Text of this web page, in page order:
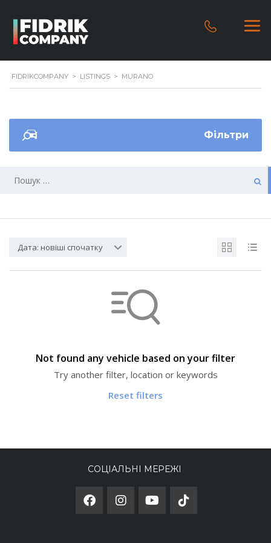
FIDRIKCOMPANY > LISTINGS > MURANO
Фільтри
Дата: новіші спочатку
Not found any vehicle based on your filter
Try another filter, location or keywords
Reset filters
СОЦІАЛЬНІ МЕРЕЖІ